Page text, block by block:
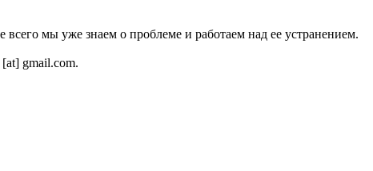
мы уже знаем о проблеме и работаем над ее устранением.
gmail.com.